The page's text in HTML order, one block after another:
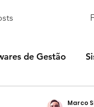
de Gestão
Marco